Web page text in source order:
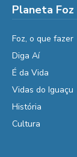
Planeta Foz
Foz, o que fazer
Diga Aí
É da Vida
Vidas do Iguaçu
História
Cultura